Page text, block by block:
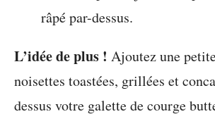
râpé par-dessus.
L’idée de plus ! Ajoutez une
noisettes toastées, grillées et
dessus votre galette de courge